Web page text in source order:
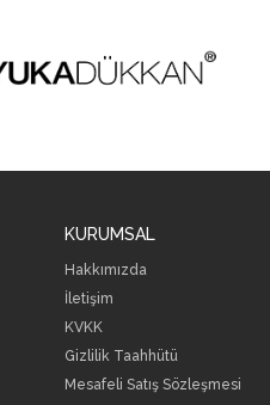
KURUMSAL
Hakkımızda
İletişim
KVKK
Gizlilik Taahhütü
Mesafeli Satış Sözleşmesi